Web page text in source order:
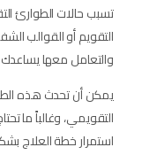
تسبب حالات الطوارئ
التقويم أو القوالب
والتعامل معها يساعدك
يمكن أن تحدث هذه
التقويمي، وغالباً ما
استمرار خطة العلاج